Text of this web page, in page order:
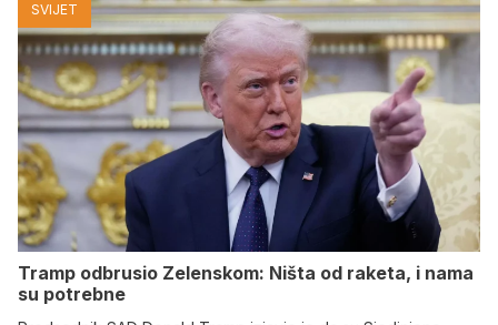
SVIJET
Tramp odbrusio Zelenskom: Ništa od raketa, i nama
su potrebne